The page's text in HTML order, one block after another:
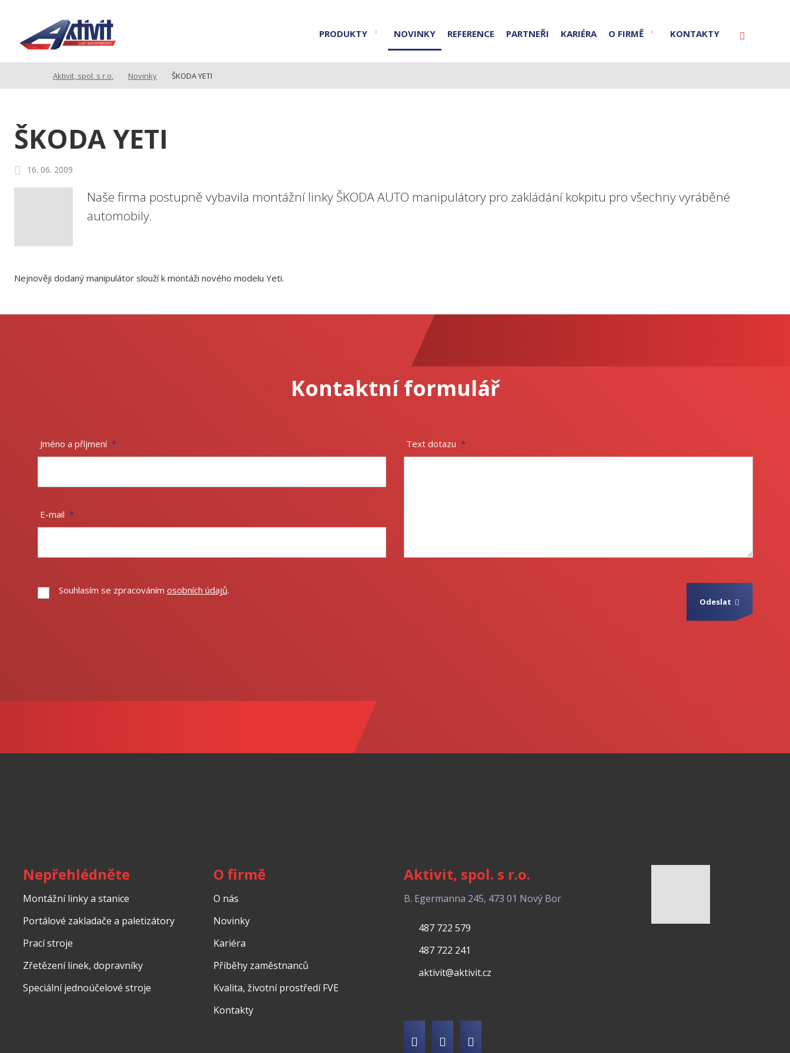
PRODUKTY NOVINKY REFERENCE PARTNEŘI KARIÉRA O FIRMĚ KONTAKTY
Aktivit, spol. s r.o. Novinky ŠKODA YETI
ŠKODA YETI
16. 06. 2009
Naše firma postupně vybavila montážní linky ŠKODA AUTO manipulátory pro zakládání kokpitu pro všechny vyráběné
automobily.
Nejnověji dodaný manipulátor slouží k montáži nového modelu Yeti.
Kontaktní formulář
Jméno a příjmení *
E-mail *
Text dotazu *
Souhlasím
Souhlasím se zpracováním osobních údajů.
Odeslat
Nepřehlédněte
Montážní linky a stanice
Portálové zakladače a paletizátory
Prací stroje
Zřetězení linek, dopravníky
Speciální jednoúčelové stroje
O firmě
O nás
Novinky
Kariéra
Příběhy zaměstnanců
Kvalita, životní prostředí FVE
Kontakty
Aktivit, spol. s r.o.
B. Egermanna 245, 473 01 Nový Bor
487 722 579
487 722 241
aktivit@aktivit.cz